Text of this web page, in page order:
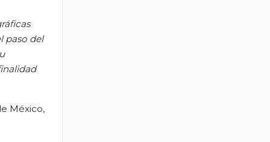
paso del
México,